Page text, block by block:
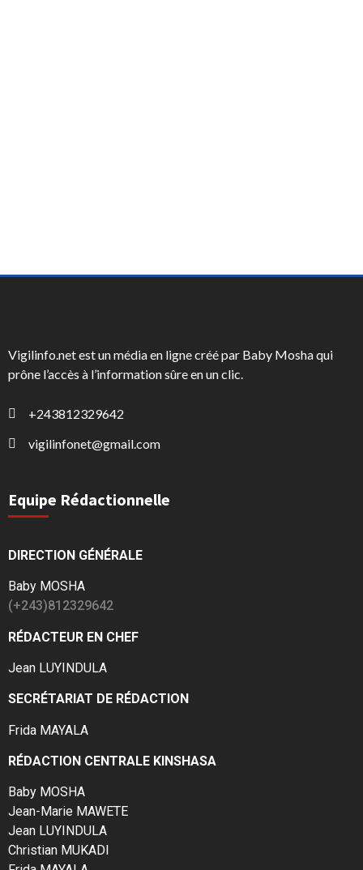
Vigilinfo.net est un média en ligne créé par Baby Mosha qui
prône l’accès à l’information sûre en un clic.
+243812329642
vigilinfonet@gmail.com
Equipe Rédactionnelle
DIRECTION GÉNÉRALE
Baby MOSHA
(+243)812329642
RÉDACTEUR EN CHEF
Jean LUYINDULA
SECRÉTARIAT DE RÉDACTION
Frida MAYALA
RÉDACTION CENTRALE KINSHASA
Baby MOSHA
Jean-Marie MAWETE
Jean LUYINDULA
Christian MUKADI